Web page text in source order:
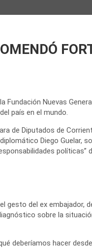
Fundación Nuevas
país en el mundo.
de Diputados de
Diego Guelar,
políticas”
gesto del ex embajador,
sobre la
deberíamos hacer